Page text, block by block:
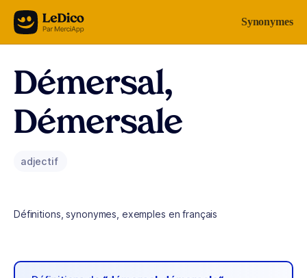
Aller au contenu Synonymes
Démersal,
Démersale
adjectif
Définitions, synonymes, exemples en français